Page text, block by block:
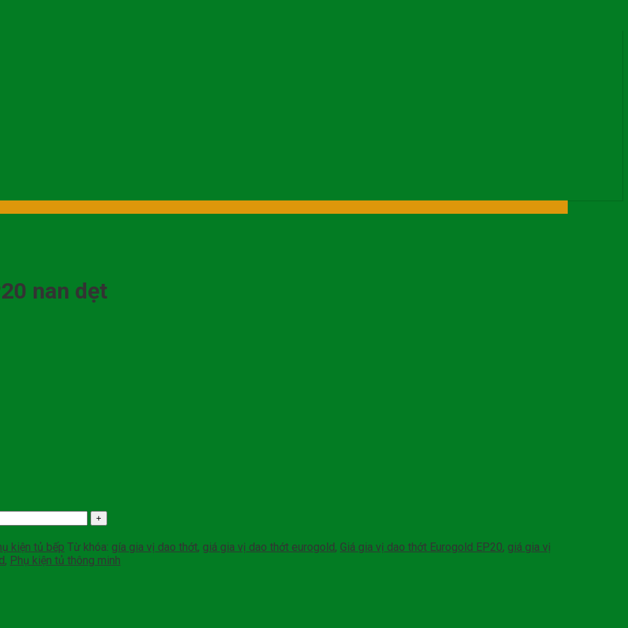
nan dẹt
kiện tủ bếp Từ khóa: gía gia vị dao thớt, giá gia vị dao thớt eurogold, Giá gia vị dao thớt Eurogold EP20, giá gia vị
, Phụ kiện tủ thông minh